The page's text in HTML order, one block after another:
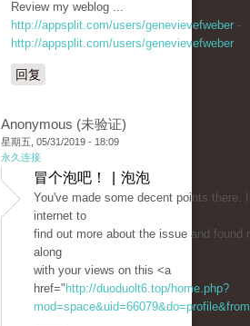
Review my weblog ...
http://appsplit.com/users/genevievefweber -
http://appsplit.com/users/genevievefweber
回复
Anonymous (未验证)
星期五, 05/31/2019 - 18:09
永久连接
冒个泡吧！ | 泡泡
You've made some decent points there.
internet to
find out more about the issue and found
along
with your views on this <a
href=" http://duoduolt6.top/home.php?